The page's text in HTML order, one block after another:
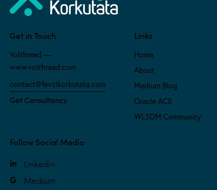
Get in Touch
Volthread —
www.volthread.com
contact@fevzikorkutata.com
Get Consultancy
Links
Home
About
Medium Blog
Oracle ACE
WLSDM Community
Follow Social Media
LinkedIn
Medium